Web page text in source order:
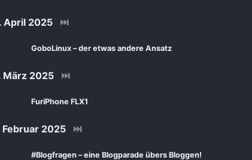
April 2025 ⏭
GoboLinux – der etwas andere Ansatz
2025 ⏭
FuriPhone FLX1
2025 ⏭
#Blogfragen – eine Blogparade übers Bloggen!